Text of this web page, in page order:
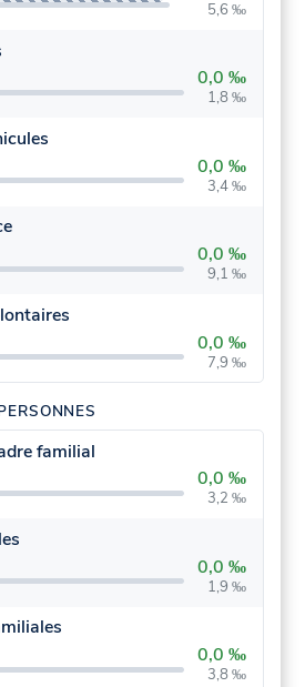
5,6 ‰
0,0 ‰
1,8 ‰
0,0 ‰
3,4 ‰
0,0 ‰
9,1 ‰
0,0 ‰
7,9 ‰
familial
0,0 ‰
3,2 ‰
0,0 ‰
1,9 ‰
0,0 ‰
3,8 ‰